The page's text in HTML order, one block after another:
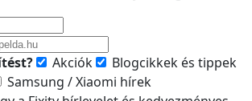
Akciók
Blogcikkek és tippek
Samsung / Xiaomi hírek